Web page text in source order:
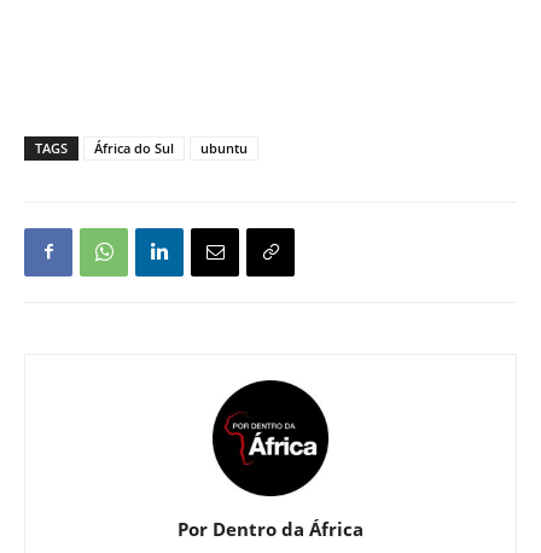
TAGS África do Sul ubuntu
Por Dentro da África